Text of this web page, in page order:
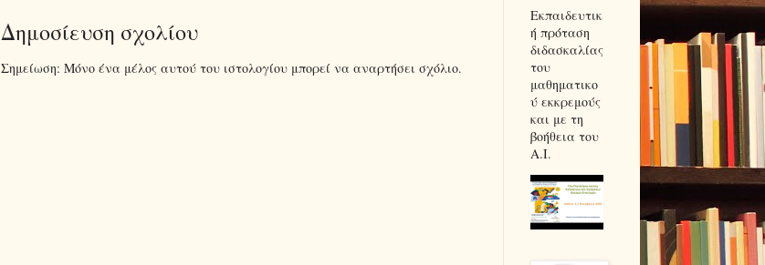
Δημοσίευση σχολίου
Σημείωση: Μόνο ένα μέλος αυτού του ιστολογίου μπορεί να αναρτήσει σχόλιο.
Εκπαιδευτικ
ή πρόταση
διδασκαλίας
του
μαθηματικο
ύ εκκρεμούς
και με τη
βοήθεια του
Α.Ι.